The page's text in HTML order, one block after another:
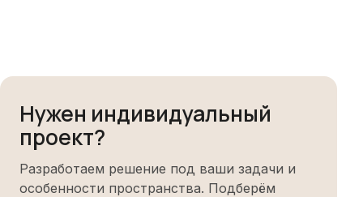
Нужен индивидуальный
проект?
Разработаем решение под ваши задачи и
особенности пространства. Подберём